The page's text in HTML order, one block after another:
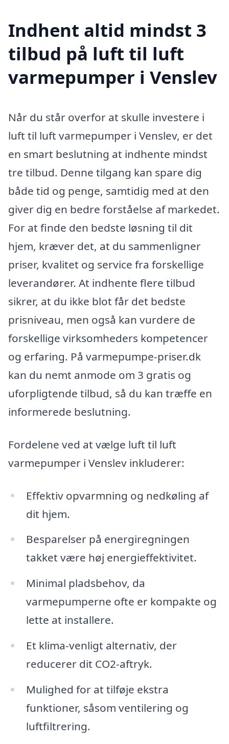
Indhent altid mindst 3
tilbud på luft til luft
varmepumper i Venslev
Når du står overfor at skulle investere i
luft til luft varmepumper i Venslev, er det
en smart beslutning at indhente mindst
tre tilbud. Denne tilgang kan spare dig
både tid og penge, samtidig med at den
giver dig en bedre forståelse af markedet.
For at finde den bedste løsning til dit
hjem, kræver det, at du sammenligner
priser, kvalitet og service fra forskellige
leverandører. At indhente flere tilbud
sikrer, at du ikke blot får det bedste
prisniveau, men også kan vurdere de
forskellige virksomheders kompetencer
og erfaring. På varmepumpe-priser.dk
kan du nemt anmode om 3 gratis og
uforpligtende tilbud, så du kan træffe en
informerede beslutning.
Fordelene ved at vælge luft til luft
varmepumper i Venslev inkluderer:
Effektiv opvarmning og nedkøling af
dit hjem.
Besparelser på energiregningen
takket være høj energieffektivitet.
Minimal pladsbehov, da
varmepumperne ofte er kompakte og
lette at installere.
Et klima-venligt alternativ, der
reducerer dit CO2-aftryk.
Mulighed for at tilføje ekstra
funktioner, såsom ventilering og
luftfiltrering.